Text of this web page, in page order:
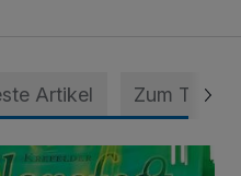
Artikel Zum Thema
dieser Welt“